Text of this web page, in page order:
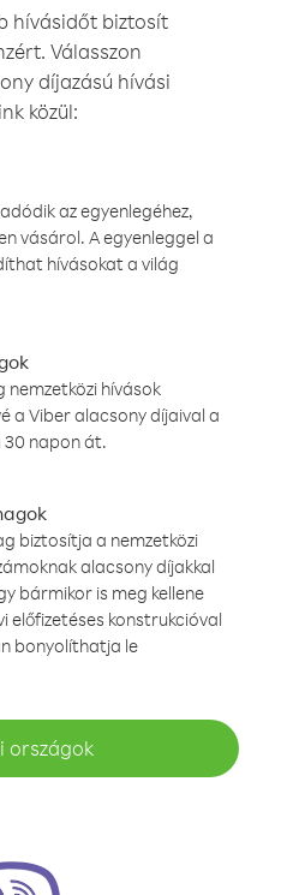
hívásidőt biztosít
Válasszon
díjazású hívási
közül:
az egyenlegéhez,
vásárol. A egyenleggel a
hívásokat a világ
nemzetközi hívások
a Viber alacsony díjaival a
napon át.
biztosítja a nemzetközi
alacsony díjakkal
bármikor is meg kellene
előfizetéses konstrukcióval
bonyolíthatja le
országok